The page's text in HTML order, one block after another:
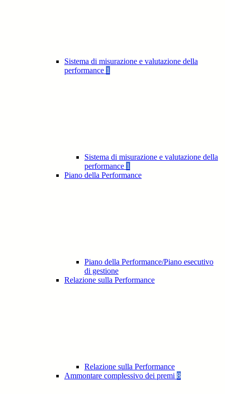
Sistema di misurazione e valutazione della
performance 1
Sistema di misurazione e valutazione della
performance 1
Piano della Performance
Piano della Performance/Piano esecutivo
di gestione
Relazione sulla Performance
Relazione sulla Performance
Ammontare complessivo dei premi 8